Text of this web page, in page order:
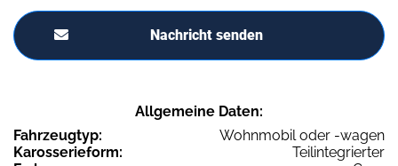
Nachricht senden
Allgemeine Daten:
Fahrzeugtyp:
Wohnmobil oder -wagen
Karosserieform:
Teilintegrierter